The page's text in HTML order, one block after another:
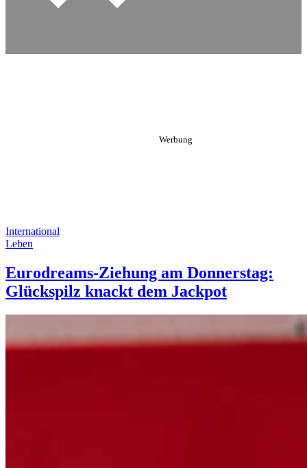
International
Leben
Eurodreams-Ziehung am Donnerstag:
Glückspilz knackt dem Jackpot